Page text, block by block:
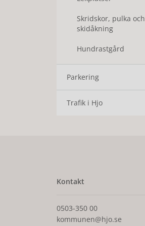
Skridskor, pulka och
skidåkning
Hundrastgård
Parkering
Trafik i Hjo
Kontakt
0503-350 00
kommunen@hjo.se